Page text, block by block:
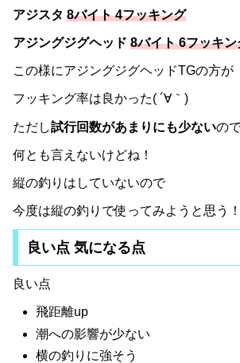
アジスタ 8バイト 4フッキング
アジングジグヘッド 8バイト 6フッキン
この様にアジングジグヘッドTGの方が
フッキング率は良かった( ´∀｀)
ただし試行回数があまりにも少ないの
何とも言えないけどね！
縦の釣りはしていないので
今度は縦の釣りで使ってみようと思う！
良い点 気になる点
良い点
飛距離up
潮への影響が少ない
横の釣りに強そう